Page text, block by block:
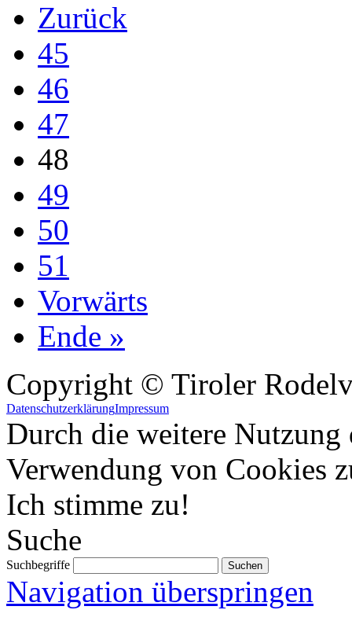
Zurück
45
46
47
48
49
50
51
Vorwärts
Ende »
Copyright © Tiroler
DatenschutzerklärungImpressum
Durch die weitere Nutzung
Verwendung von Cookies
Ich stimme zu!
Suche
Suchbegriffe
Navigation überspringen